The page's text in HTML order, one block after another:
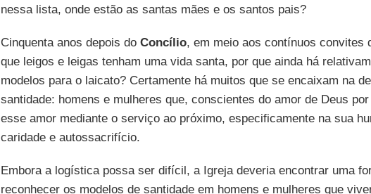
nessa lista, onde estão as santas mães e os santos pais?
Cinquenta anos depois do Concílio, em meio aos contínuos convites
que leigos e leigas tenham uma vida santa, por que ainda há
modelos para o laicato? Certamente há muitos que se encaixam na
santidade: homens e mulheres que, conscientes do amor de Deus
esse amor mediante o serviço ao próximo, especificamente na sua
caridade e autossacrifício.
Embora a logística possa ser difícil, a Igreja deveria encontrar uma
reconhecer os modelos de santidade em homens e mulheres que